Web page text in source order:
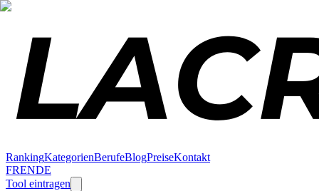
RankingKategorienBerufeBlogPreiseKontakt
FRENDE
Tool eintragen